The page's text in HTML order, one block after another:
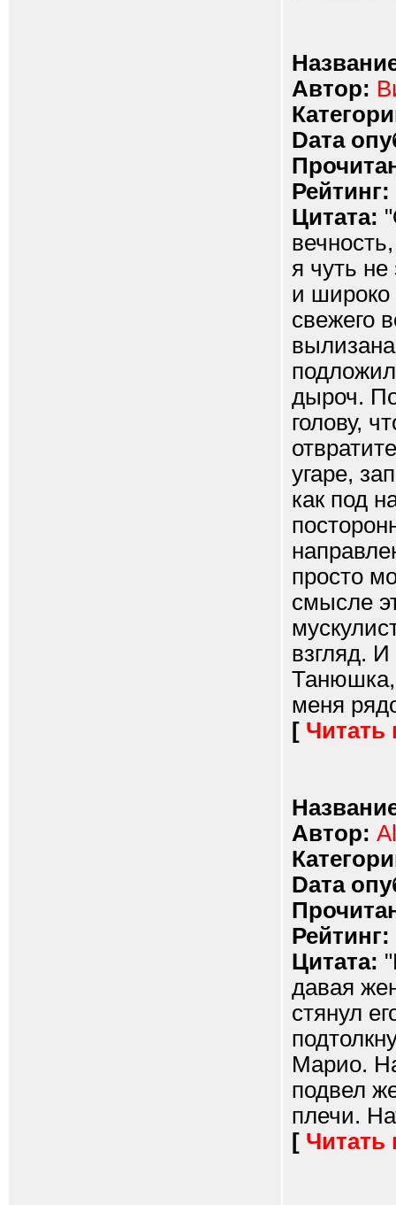
Автор:
Dата
Рейтинг:
Цитата:
я чуть
и широко
свежего
дыроч.
голову,
угаре,
как под
просто
смысле
взгляд.
Танюшка,
меня
[ Читать
Автор:
Dата
Рейтинг:
Цитата:
давая
стянул
Марио.
подвел
плечи.
[ Читать